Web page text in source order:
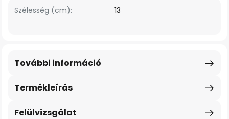
Szélesség (cm): 13
Termékleírás
További információ
Felülvizsgálat